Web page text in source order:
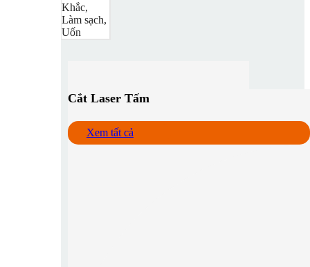
Khắc,
Làm sạch,
Uốn
Cắt Laser Tấm
Xem tất cả